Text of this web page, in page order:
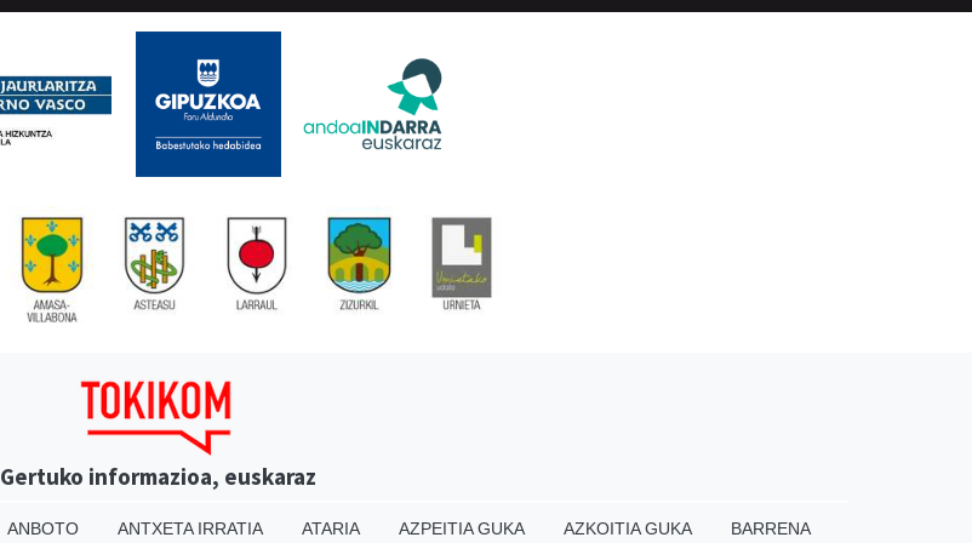
Gertuko informazioa, euskaraz
ANBOTO ANTXETA IRRATIA ATARIA AZPEITIA GUKA AZKOITIA GUKA BARRENA